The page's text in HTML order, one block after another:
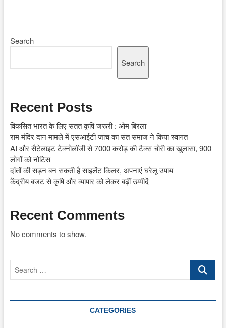
Search
Search
Recent Posts
विकसित भारत के लिए सतत कृषि जरूरी : ओम बिरला
राम मंदिर दान मामले में एसआईटी जांच का संत समाज ने किया स्वागत
AI और सैटेलाइट टेक्नोलॉजी से 7000 करोड़ की टैक्स चोरी का खुलासा, 900
लोगों को नोटिस
दांतों की सड़न बन सकती है साइलेंट किलर, अपनाएं घरेलू उपाय
केंद्रीय बजट से कृषि और व्यापार को लेकर बढ़ीं उम्मीदें
Recent Comments
No comments to show.
Search
CATEGORIES